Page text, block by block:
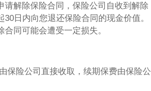
请解除保险合同，保险公司自收到解除
30日内向您退还保险合同的现金价值。
合同可能会遭受一定损失。
保险公司直接收取，续期保费由保险公